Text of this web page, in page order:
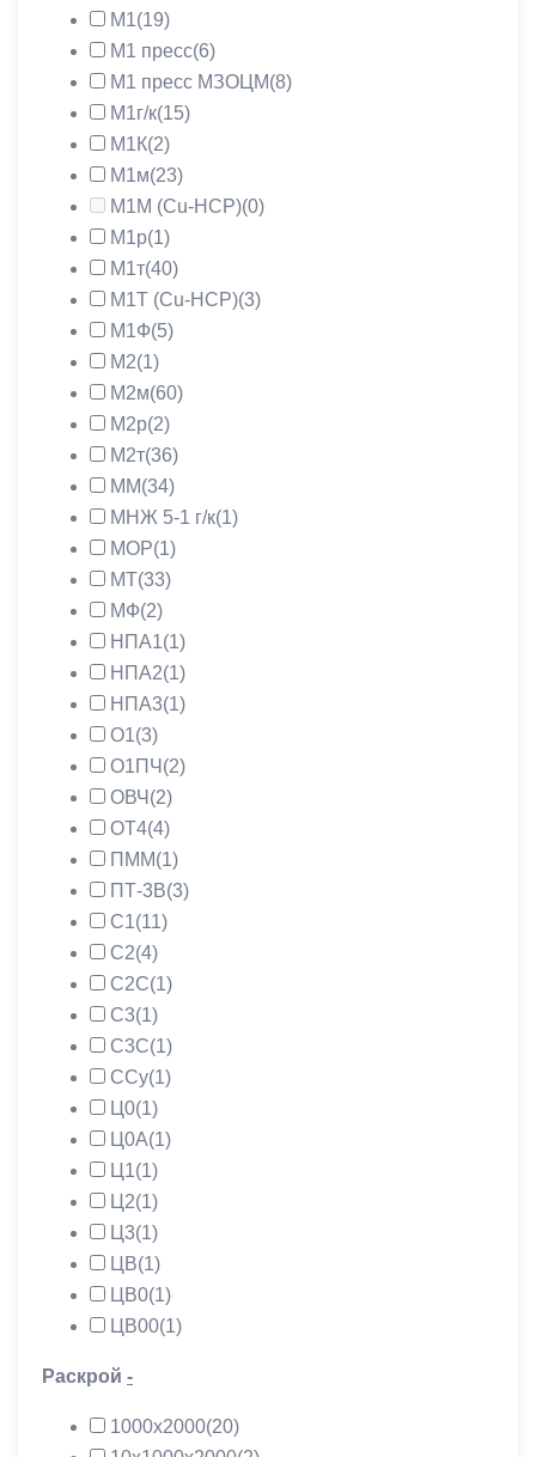
М1(19)
М1 пресс(6)
М1 пресс МЗОЦМ(8)
М1г/к(15)
М1К(2)
М1м(23)
М1М (Cu-HCP)(0)
М1р(1)
М1т(40)
М1Т (Cu-HCP)(3)
М1Ф(5)
М2(1)
М2м(60)
М2р(2)
М2т(36)
ММ(34)
МНЖ 5-1 г/к(1)
МОР(1)
МТ(33)
МФ(2)
НПА1(1)
НПА2(1)
НПА3(1)
О1(3)
О1ПЧ (2)
ОВЧ (2)
ОТ4(4)
ПММ(1)
ПТ-3В(3)
С1(11)
С2(4)
С2С(1)
С3(1)
С3С(1)
ССу(1)
Ц0(1)
Ц0А(1)
Ц1(1)
Ц2(1)
Ц3(1)
ЦВ(1)
ЦВ0(1)
ЦВ00(1)
Раскрой -
1000х2000(20)